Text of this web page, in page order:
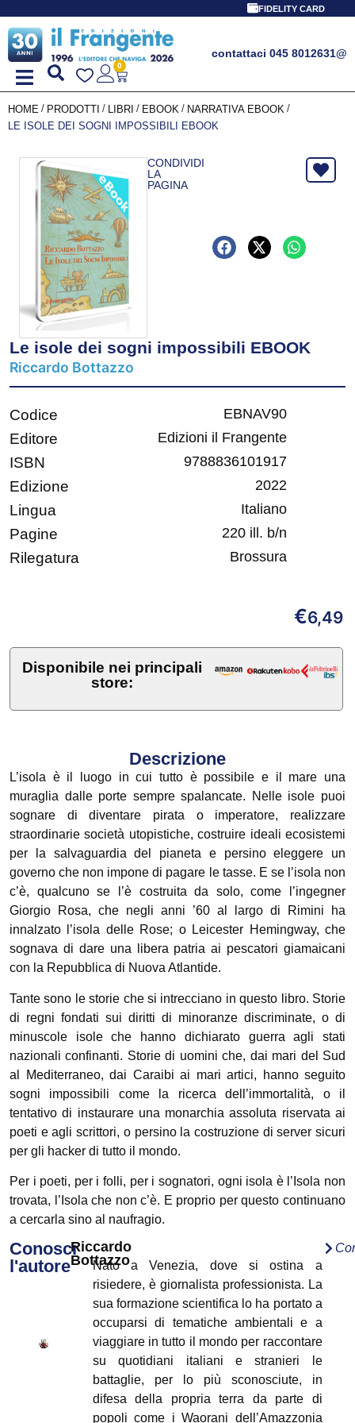
FIDELITY CARD
contattaci 045 8012631@
0
HOME / PRODOTTI / LIBRI / EBOOK / NARRATIVA EBOOK /
LE ISOLE DEI SOGNI IMPOSSIBILI EBOOK
CONDIVIDI
LA
PAGINA
Le isole dei sogni impossibili EBOOK
Riccardo Bottazzo
Codice EBNAV90
Editore Edizioni il Frangente
ISBN 9788836101917
Edizione 2022
Lingua Italiano
Pagine 220 ill. b/n
Rilegatura Brossura
€6,49
Disponibile nei principali
store:
Descrizione
L’isola è il luogo in cui tutto è possibile e il mare una
muraglia dalle porte sempre spalancate. Nelle isole puoi
sognare di diventare pirata o imperatore, realizzare
straordinarie società utopistiche, costruire ideali ecosistemi
per la salvaguardia del pianeta e persino eleggere un
governo che non impone di pagare le tasse. E se l’isola non
c’è, qualcuno se l’è costruita da solo, come l’ingegner
Giorgio Rosa, che negli anni ’60 al largo di Rimini ha
innalzato l’isola delle Rose; o Leicester Hemingway, che
sognava di dare una libera patria ai pescatori giamaicani
con la Repubblica di Nuova Atlantide.
Tante sono le storie che si intrecciano in questo libro. Storie
di regni fondati sui diritti di minoranze discriminate, o di
minuscole isole che hanno dichiarato guerra agli stati
nazionali confinanti. Storie di uomini che, dai mari del Sud
al Mediterraneo, dai Caraibi ai mari artici, hanno seguito
sogni impossibili come la ricerca dell’immortalità, o il
tentativo di instaurare una monarchia assoluta riservata ai
poeti e agli scrittori, o persino la costruzione di server sicuri
per gli hacker di tutto il mondo.
Per i poeti, per i folli, per i sognatori, ogni isola è l’Isola non
trovata, l’Isola che non c’è. E proprio per questo continuano
a cercarla sino al naufragio.
Conosci
l'autore
Riccardo
Bottazzo
Nato a Venezia, dove si ostina a
risiedere, è giornalista professionista. La
sua formazione scientifica lo ha portato a
occuparsi di tematiche ambientali e a
viaggiare in tutto il mondo per raccontare
su quotidiani italiani e stranieri le
battaglie, per lo più sconosciute, in
difesa della propria terra da parte di
popoli come i Waorani dell’Amazzonia